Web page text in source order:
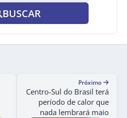
BUSCAR
Próximo
Centro-Sul do Brasil terá
período de calor que
nada lembrará maio